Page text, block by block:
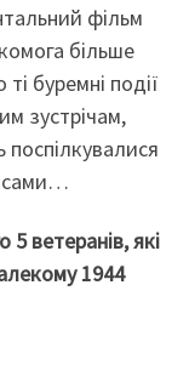
фільм
більше
буремні події
зустрічам,
ветеранів, які
1944